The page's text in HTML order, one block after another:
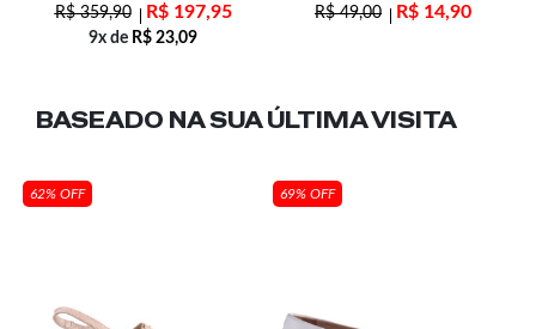
R$359,90 R$197,95
9x de R$ 23,09
R$49,00 R$ 14,90
BASEADO NA SUAÚLTIMA VISITA
62% OFF 69% OFF